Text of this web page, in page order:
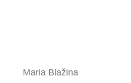
Maria Blažina